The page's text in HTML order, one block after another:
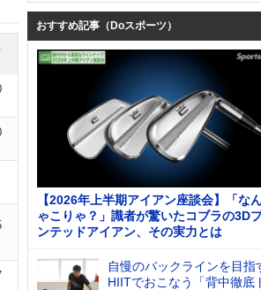
おすすめ記事（Doスポーツ）
【2026年上半期アイアン座談会】「な
ゃこりゃ？」識者が驚いたコブラの3D
ンテッドアイアン、その実力とは
自慢のバックラインを目指
HIITでおこなう「背中徹底